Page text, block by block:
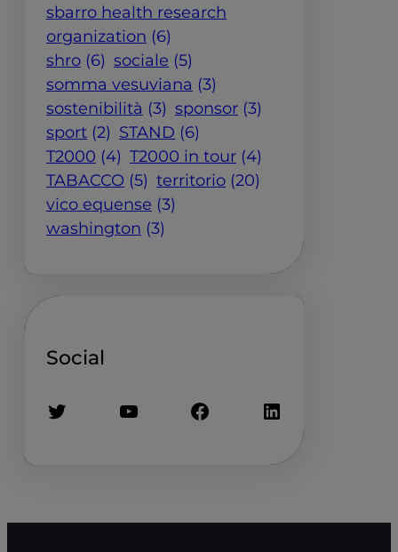
sbarro health research
organization (6)
shro (6) sociale (5)
somma vesuviana (3)
sostenibilità (3) sponsor (3)
sport (2) STAND (6)
T2000 (4) T2000 in tour (4)
TABACCO (5) territorio (20)
vico equense (3)
washington (3)
Social
Twitter YouTube Facebook LinkedIn